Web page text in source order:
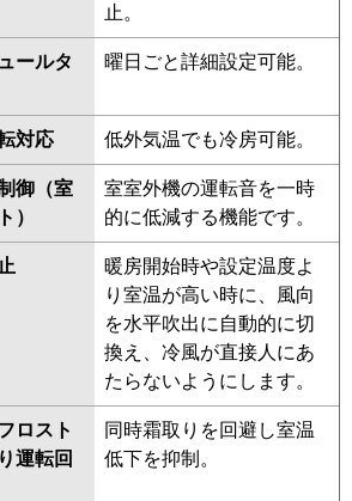
止。
ールタ
曜日ごと詳細設定可能。
対応 低外気温でも冷房可能。
御（室
）
室室外機の運転音を一時
的に低減する機能です。
暖房開始時や設定温度よ
り室温が高い時に、風向
を水平吹出に自動的に切
換え、冷風が直接人にあ
たらないようにします。
ロスト
運転回
同時霜取りを回避し室温
低下を抑制。